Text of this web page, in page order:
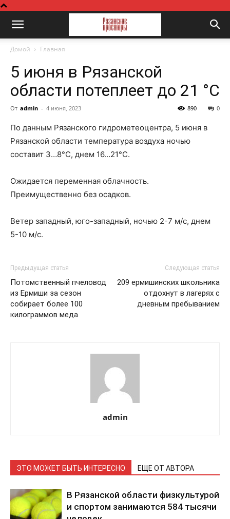
Домой Главная
5 июня в Рязанской
области потеплеет до 21 °С
От admin - 4 июня, 2023 0
890
По данным Рязанского гидрометеоцентра, 5 июня в
Рязанской области температура воздуха ночью
составит 3…8°С, днем 16…21°С.
Ожидается переменная облачность.
Преимущественно без осадков.
Ветер западный, юго-западный, ночью 2-7 м/с, днем
5-10 м/с.
Предыдущая статья
Потомственный пчеловод
из Ермиши за сезон
собирает более 100
килограммов меда
Следующая статья
209 ермишинских школьника
отдохнут в лагерях с
дневным пребыванием
admin
ЭТО МОЖЕТ БЫТЬ ИНТЕРЕСНО ЕЩЕ ОТ АВТОРА
В Рязанской области физкультурой
и спортом занимаются 584 тысячи